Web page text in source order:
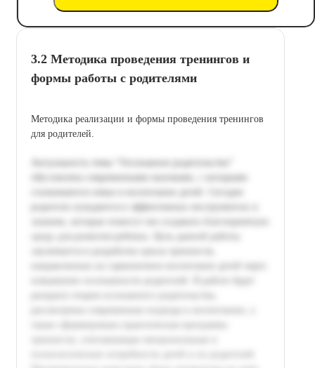
3.2 Методика проведения тренингов и
формы работы с родителями
Методика реализации и формы проведения тренингов
для родителей.